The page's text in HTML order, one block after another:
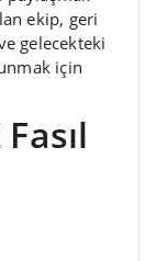
ekip, geri
gelecekteki
için